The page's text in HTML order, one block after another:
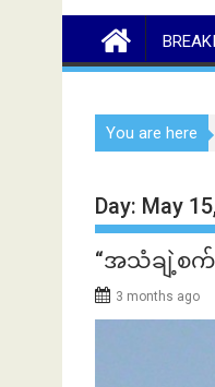
You are here
Day: May
“အသံချဲ့စ
3 months ago